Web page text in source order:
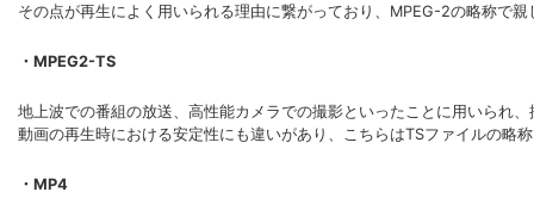
その点が再生によく用いられる理由に繋がっており、MPEG-2の略称で親
・MPEG2-TS
地上波での番組の放送、高性能カメラでの撮影といったことに用いられ
動画の再生時における安定性にも違いがあり、こちらはTSファイルの略
・MP4